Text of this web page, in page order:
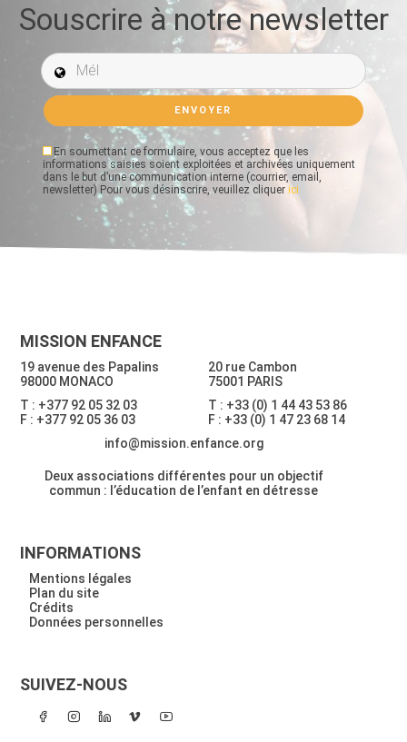
Souscrire à notre newsletter
Mél *
En soumettant ce formulaire, vous acceptez que les
informations saisies soient exploitées et archivées uniquement
dans le but d’une communication interne (courrier, email,
newsletter) Pour vous désinscrire, veuillez cliquer ici
MISSION ENFANCE
19 avenue des Papalins
98000 MONACO
T : +377 92 05 32 03
F : +377 92 05 36 03
20 rue Cambon
75001 PARIS
T : +33 (0) 1 44 43 53 86
F : +33 (0) 1 47 23 68 14
info@mission.enfance.org
Deux associations différentes pour un objectif
commun : l’éducation de l’enfant en détresse
INFORMATIONS
Mentions légales
Plan du site
Crédits
Données personnelles
SUIVEZ-NOUS